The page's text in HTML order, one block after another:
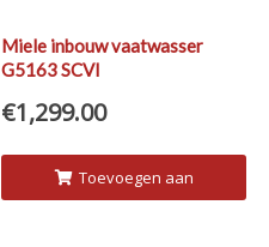
Miele inbouw vaatwasser
G5163 SCVI
€1,299.00
Toevoegen aan